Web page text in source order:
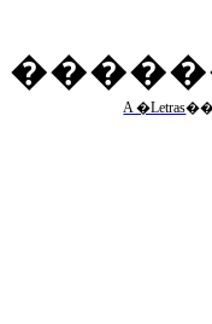
A �Letras�